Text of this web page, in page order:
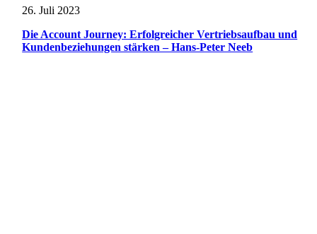
26. Juli 2023
Die Account Journey: Erfolgreicher Vertriebsaufbau und
Kundenbeziehungen stärken – Hans-Peter Neeb